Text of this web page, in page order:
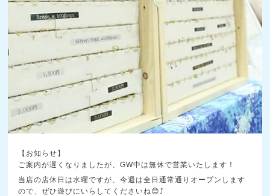
【お知らせ】
ご案内が遅くなりましたが、GW中は無休で営業いたします！
当店の店休日は水曜ですが、今週は全日通常通りオープンします
ので、ぜひ遊びにいらしてくださいね😊⤴️